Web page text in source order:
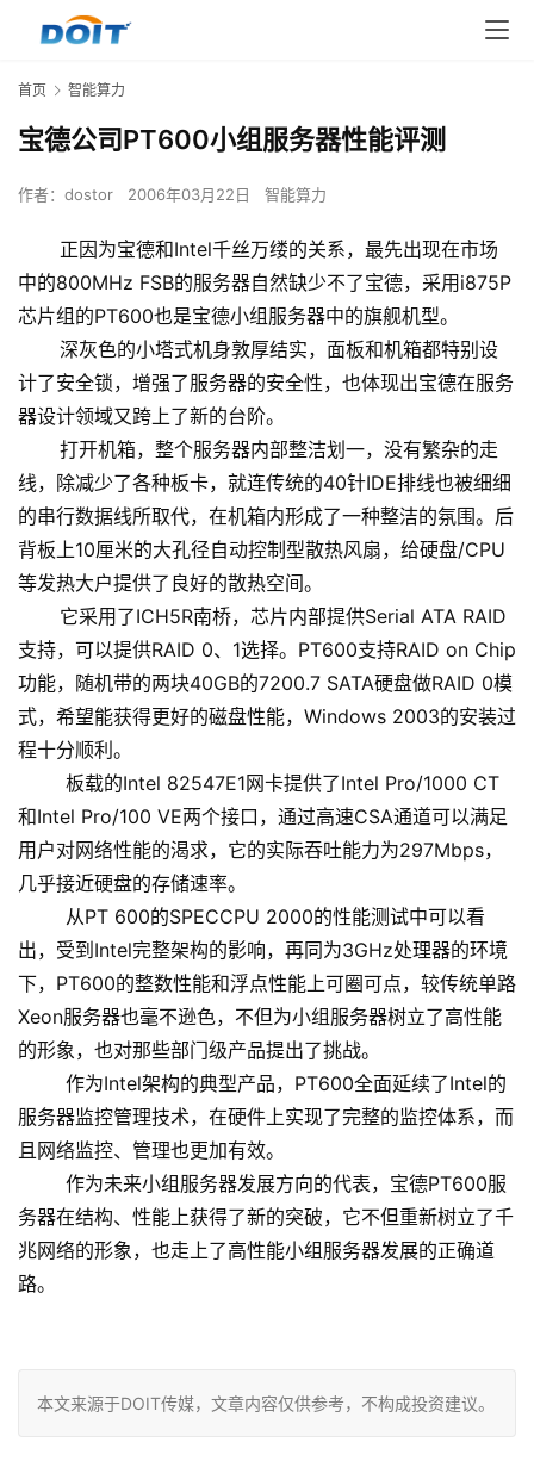
首页 智能算力
宝德公司PT600小组服务器性能评测
作者： dostor 2006年03月22日 智能算力
正因为宝德和Intel千丝万缕的关系，最先出现在市场
中的800MHz FSB的服务器自然缺少不了宝德，采用i875P
芯片组的PT600也是宝德小组服务器中的旗舰机型。
深灰色的小塔式机身敦厚结实，面板和机箱都特别设
计了安全锁，增强了服务器的安全性，也体现出宝德在服务
器设计领域又跨上了新的台阶。
打开机箱，整个服务器内部整洁划一，没有繁杂的走
线，除减少了各种板卡，就连传统的40针IDE排线也被细细
的串行数据线所取代，在机箱内形成了一种整洁的氛围。后
背板上10厘米的大孔径自动控制型散热风扇，给硬盘/CPU
等发热大户提供了良好的散热空间。
它采用了ICH5R南桥，芯片内部提供Serial ATA RAID
支持，可以提供RAID 0、1选择。PT600支持RAID on Chip
功能，随机带的两块40GB的7200.7 SATA硬盘做RAID 0模
式，希望能获得更好的磁盘性能，Windows 2003的安装过
程十分顺利。
板载的Intel 82547E1网卡提供了Intel Pro/1000 CT
和Intel Pro/100 VE两个接口，通过高速CSA通道可以满足
用户对网络性能的渴求，它的实际吞吐能力为297Mbps，
几乎接近硬盘的存储速率。
从PT 600的SPECCPU 2000的性能测试中可以看
出，受到Intel完整架构的影响，再同为3GHz处理器的环境
下，PT600的整数性能和浮点性能上可圈可点，较传统单路
Xeon服务器也毫不逊色，不但为小组服务器树立了高性能
的形象，也对那些部门级产品提出了挑战。
作为Intel架构的典型产品，PT600全面延续了Intel的
服务器监控管理技术，在硬件上实现了完整的监控体系，而
且网络监控、管理也更加有效。
作为未来小组服务器发展方向的代表，宝德PT600服
务器在结构、性能上获得了新的突破，它不但重新树立了千
兆网络的形象，也走上了高性能小组服务器发展的正确道
路。
本文来源于DOIT传媒，文章内容仅供参考，不构成投资建议。